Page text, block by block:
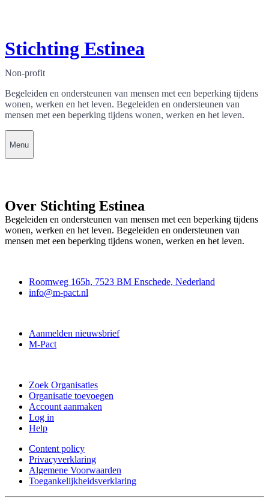
Stichting Estinea
Non-profit
Begeleiden en ondersteunen van mensen met een beperking tijdens
wonen, werken en het leven. Begeleiden en ondersteunen van
mensen met een beperking tijdens wonen, werken en het leven.
Menu
Over Stichting Estinea
Begeleiden en ondersteunen van mensen met een beperking tijdens
wonen, werken en het leven. Begeleiden en ondersteunen van
mensen met een beperking tijdens wonen, werken en het leven.
Roomweg 165h, 7523 BM Enschede, Nederland
info@m-pact.nl
Aanmelden nieuwsbrief
M-Pact
Zoek Organisaties
Organisatie toevoegen
Account aanmaken
Log in
Help
Content policy
Privacyverklaring
Algemene Voorwaarden
Toegankelijkheidsverklaring